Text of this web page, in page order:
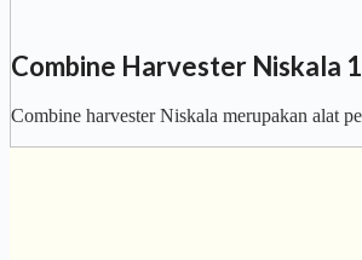
Combine Harvester Niskala
Combine harvester Niskala merupakan alat